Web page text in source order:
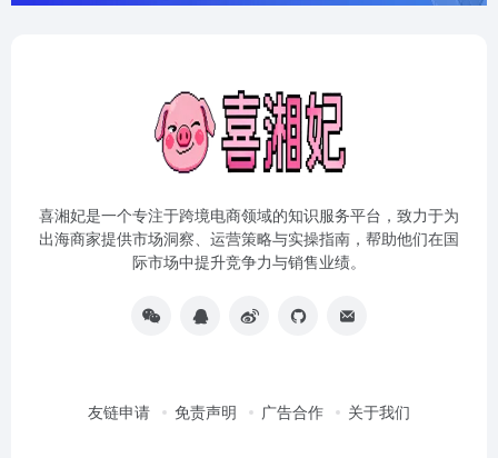
喜湘妃是一个专注于跨境电商领域的知识服务平台，致力于为
出海商家提供市场洞察、运营策略与实操指南，帮助他们在国
际市场中提升竞争力与销售业绩。
友链申请 免责声明 广告合作 关于我们